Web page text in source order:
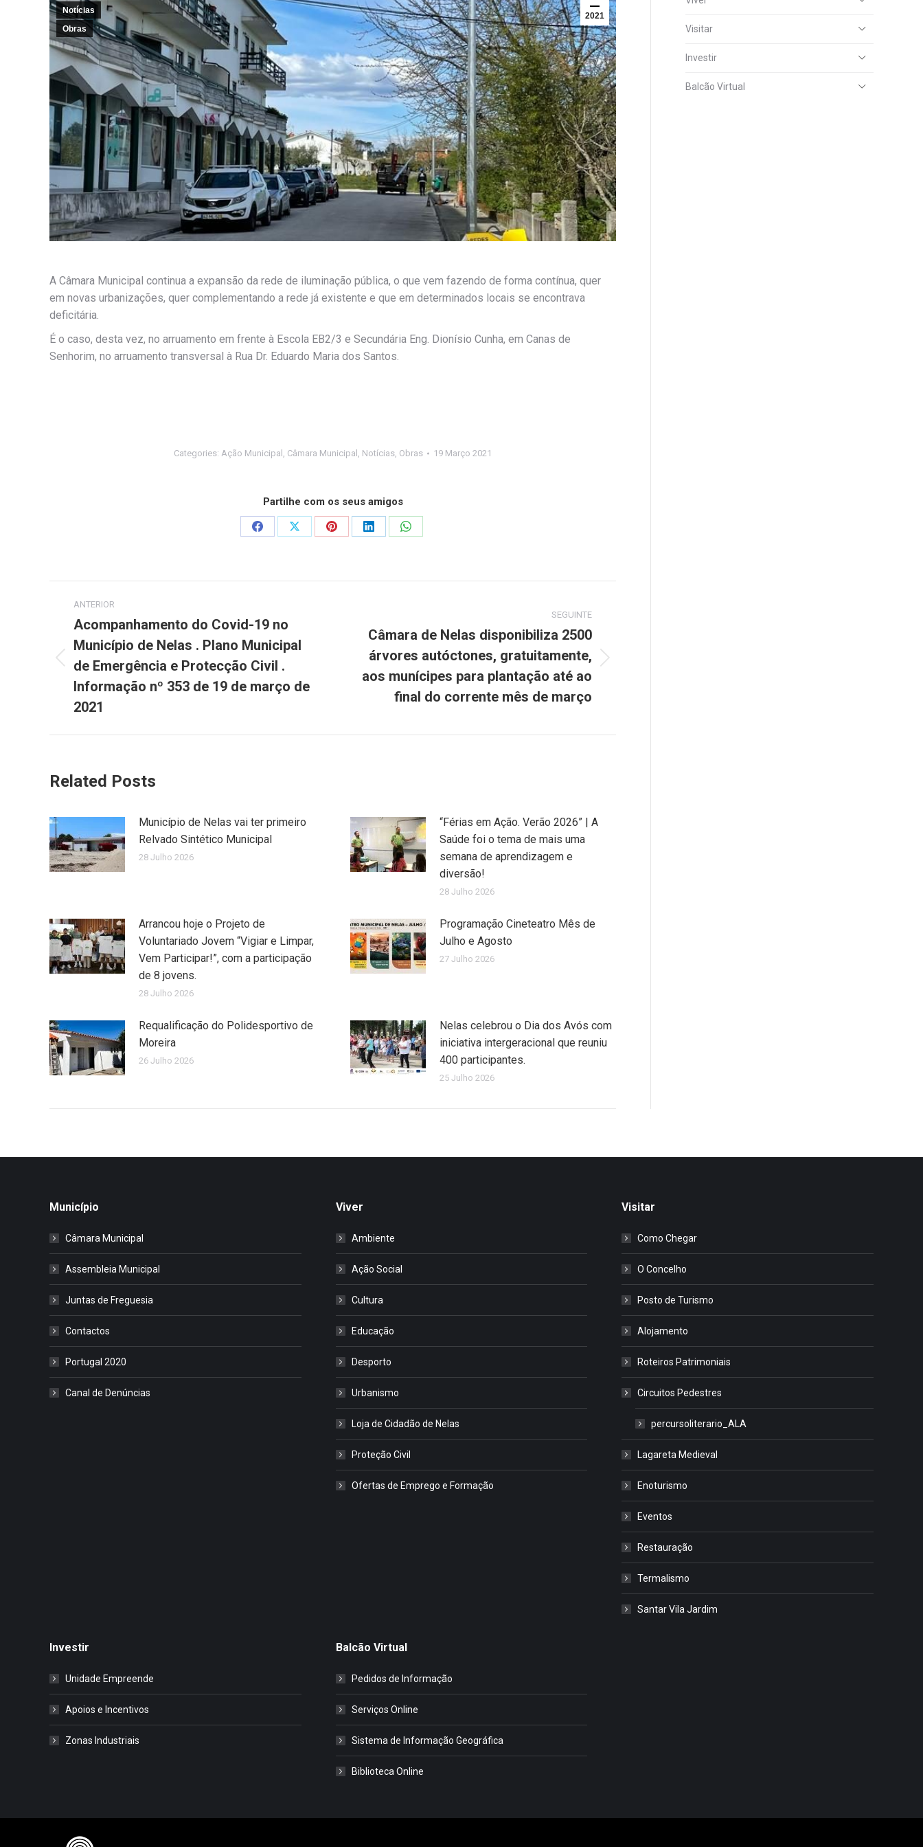
2021
Notícias
Obras
A Câmara Municipal continua a expansão da rede de iluminação pública, o que vem fazendo de forma contínua, quer
em novas urbanizações, quer complementando a rede já existente e que em determinados locais se encontrava
deficitária.
É o caso, desta vez, no arruamento em frente à Escola EB2/3 e Secundária Eng. Dionísio Cunha, em Canas de
Senhorim, no arruamento transversal à Rua Dr. Eduardo Maria dos Santos.
Categories: Ação Municipal Câmara Municipal Notícias Obras 19 Março 2021
Partilhe com os seus amigos
Share
Share
Share
Share
Share
Post
navigation
ANTERIOR
Previous
post:
Acompanhamento do Covid-19 no
Município de Nelas . Plano Municipal
de Emergência e Protecção Civil .
Informação nº 353 de 19 de março de
2021
SEGUINTE
post:
Câmara de Nelas disponibiliza 2500
árvores autóctones, gratuitamente,
aos munícipes para plantação até ao
final do corrente mês de março
Related Posts
Município de Nelas vai ter primeiro
Relvado Sintético Municipal
28 Julho 2026
“Férias em Ação. Verão 2026” | A
Saúde foi o tema de mais uma
semana de aprendizagem e
diversão!
28 Julho 2026
Arrancou hoje o Projeto de
Voluntariado Jovem “Vigiar e Limpar,
Vem Participar!”, com a participação
de 8 jovens.
28 Julho 2026
Programação Cineteatro Mês de
Julho e Agosto
27 Julho 2026
Requalificação do Polidesportivo de
Moreira
26 Julho 2026
Nelas celebrou o Dia dos Avós com
iniciativa intergeracional que reuniu
400 participantes.
25 Julho 2026
Visitar
Investir
Balcão Virtual
Município
Câmara Municipal
Assembleia Municipal
Juntas de Freguesia
Contactos
Portugal 2020
Canal de Denúncias
Viver
Ambiente
Ação Social
Cultura
Educação
Desporto
Urbanismo
Loja de Cidadão de Nelas
Proteção Civil
Ofertas de Emprego e Formação
Visitar
Como Chegar
O Concelho
Posto de Turismo
Alojamento
Roteiros Patrimoniais
Circuitos Pedestres
percursoliterario_ALA
Lagareta Medieval
Enoturismo
Eventos
Restauração
Termalismo
Santar Vila Jardim
Investir
Unidade Empreende
Apoios e Incentivos
Zonas Industriais
Balcão Virtual
Pedidos de Informação
Serviços Online
Sistema de Informação Geográfica
Biblioteca Online